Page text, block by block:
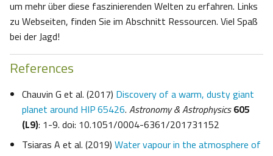
um mehr über diese faszinierenden Welten zu erfahren. Links
zu Webseiten, finden Sie im Abschnitt Ressourcen. Viel Spaß
bei der Jagd!
References
Chauvin G et al. (2017) Discovery of a warm, dusty giant
planet around HIP 65426. Astronomy & Astrophysics 605
(L9): 1-9. doi: 10.1051/0004-6361/201731152
Tsiaras A et al. (2019) Water vapour in the atmosphere of